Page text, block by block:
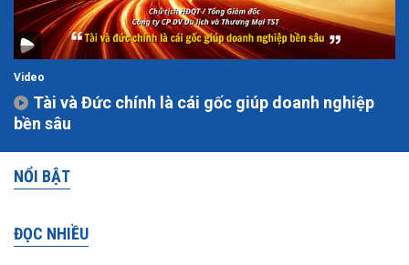
Video
Tài và Đức chính là cái gốc giúp doanh nghiệp
bền sâu
NỔI BẬT
ĐỌC NHIỀU